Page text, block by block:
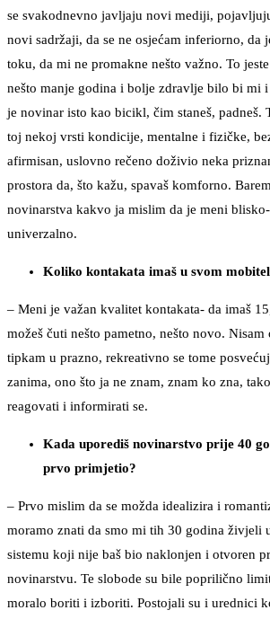
se svakodnevno javljaju novi mediji,
novi sadržaji, da se ne osjećam inferiorno, da
toku, da mi ne promakne nešto važno. To
nešto manje godina i bolje zdravlje bilo bi mi
je novinar isto kao bicikl, čim staneš, padneš.
toj nekoj vrsti kondicije, mentalne i fizičke,
afirmisan, uslovno rečeno doživio neka
prostora da, što kažu, spavaš komforno.
novinarstva kakvo ja mislim da je meni
univerzalno.
Koliko kontakata imaš u svom
– Meni je važan kvalitet kontakata- da imaš
možeš čuti nešto pametno, nešto novo. Nisam
tipkam u prazno, rekreativno se tome
zanima, ono što ja ne znam, znam ko zna,
reagovati i informirati se.
Kada uporediš novinarstvo prije 40
prvo primjetio?
– Prvo mislim da se možda idealizira i
moramo znati da smo mi tih 30 godina živjeli
sistemu koji nije baš bio naklonjen i otvoren
novinarstvu. Te slobode su bile poprilično
moralo boriti i izboriti. Postojali su i urednici